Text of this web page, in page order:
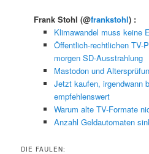
Frank Stohl(@frankstohl) :
Klimawandel muss keine
Öffentlich-rechtlichen TV-
morgen SD-Ausstrahlung
Mastodon und
Jetzt kaufen, irgendwann
empfehlenswert
Warum alte TV-Formate
Anzahl Geldautomaten
DIE FAULEN: